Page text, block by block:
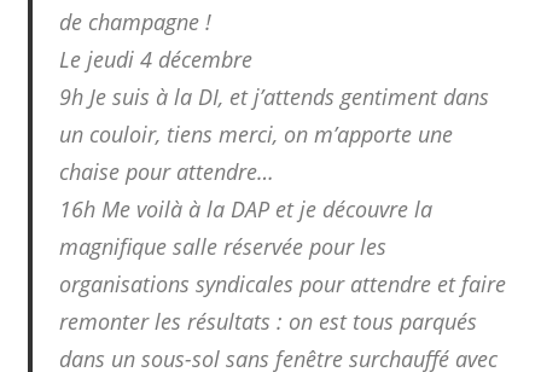
de champagne !
Le jeudi 4 décembre
9h Je suis à la DI, et j’attends gentiment dans
un couloir, tiens merci, on m’apporte une
chaise pour attendre…
16h Me voilà à la DAP et je découvre la
magnifique salle réservée pour les
organisations syndicales pour attendre et faire
remonter les résultats : on est tous parqués
dans un sous-sol sans fenêtre surchauffé avec